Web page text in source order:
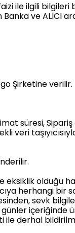
ile ilgili
ve ALICI
Şirketine verilir.
süresi,
veri
eksiklik olduğu
herhangi bir
sevk
içeriğinde
ile derhal